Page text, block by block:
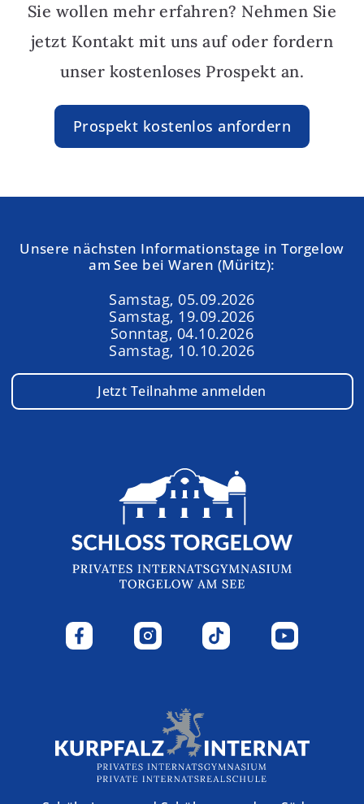
Sie wollen mehr erfahren? Nehmen Sie
jetzt Kontakt mit uns auf oder fordern
unser kostenloses Prospekt an.
Prospekt kostenlos anfordern
Unsere nächsten Informationstage in Torgelow
am See bei Waren (Müritz):
Samstag, 05.09.2026
Samstag, 19.09.2026
Sonntag, 04.10.2026
Samstag, 10.10.2026
Jetzt Teilnahme anmelden